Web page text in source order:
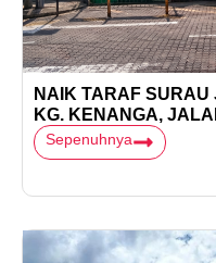
NAIK TARAF
KG. KENANGA,
Sepenuhnya